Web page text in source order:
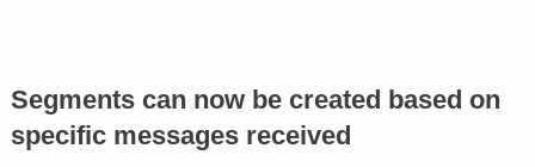
Segments can now be created based on
specific messages received